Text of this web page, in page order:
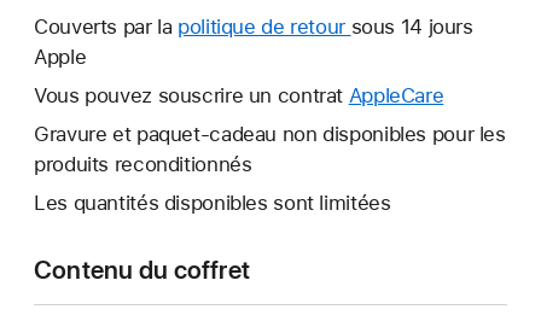
nouvelle
Couverts par la politique de retour Une
fenêtre
sous 14 jours
Apple
Vous pouvez souscrire un contrat AppleCare
nouvelle
Gravure et paquet-cadeau non disponibles pour les
produits reconditionnés
Les quantités disponibles sont limitées
Contenu du coffret